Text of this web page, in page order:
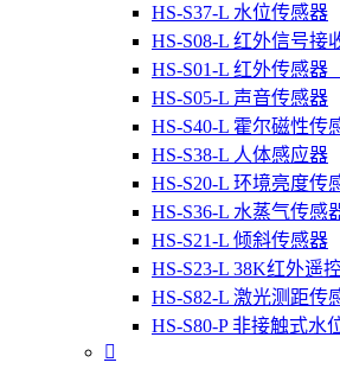
HS-S37-L 水位传感器
HS-S08-L 红外信号接
HS-S01-L 红外传感器
HS-S05-L 声音传感器
HS-S40-L 霍尔磁性传
HS-S38-L 人体感应器
HS-S20-L 环境亮度传
HS-S36-L 水蒸气传感
HS-S21-L 倾斜传感器
HS-S23-L 38K红外遥
HS-S82-L 激光测距传
HS-S80-P 非接触式水
